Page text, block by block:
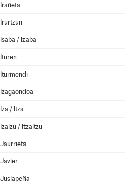
Irañeta
Irurtzun
Isaba / Izaba
Ituren
Iturmendi
Izagaondoa
Iza / Itza
Izalzu / Itzaltzu
Jaurrieta
Javier
Juslapeña